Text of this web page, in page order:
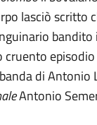
lasciò scritto
di Antonio
Antonio